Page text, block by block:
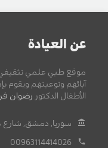
عن العيادة
موقع طبي علمي تثقيفي
آبائهم وتوعيتهم ويقوم
الأطفال الدكتور رضوان
سوريا, دمشق, شارع
00963114414026